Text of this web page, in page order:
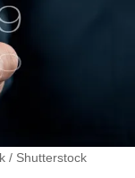
/ Shutterstock